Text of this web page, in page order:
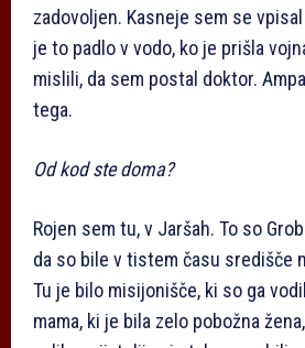
zadovoljen. Kasneje sem se
je to padlo v vodo, ko je prišla
mislili, da sem postal doktor.
tega.
Od kod ste doma?
Rojen sem tu, v Jaršah. To so
da so bile v tistem času središče
Tu je bilo misijonišče, ki so ga
mama, ki je bila zelo pobožna